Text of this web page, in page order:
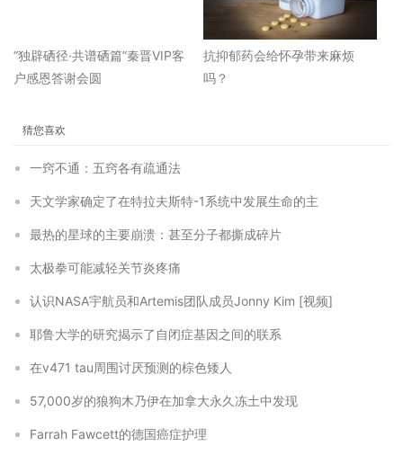
“独辟硒径·共谱硒篇”秦晋VIP客
户感恩答谢会圆
抗抑郁药会给怀孕带来麻烦
吗？
猜您喜欢
一窍不通：五窍各有疏通法
天文学家确定了在特拉夫斯特-1系统中发展生命的主
最热的星球的主要崩溃：甚至分子都撕成碎片
太极拳可能减轻关节炎疼痛
认识NASA宇航员和Artemis团队成员Jonny Kim [视频]
耶鲁大学的研究揭示了自闭症基因之间的联系
在v471 tau周围讨厌预测的棕色矮人
57,000岁的狼狗木乃伊在加拿大永久冻土中发现
Farrah Fawcett的德国癌症护理